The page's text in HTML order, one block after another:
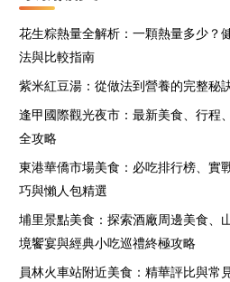
花生粽熱量全解析：一顆熱量多少？
法與比較指南
紫米紅豆湯：從做法到營養的完整秘
逢甲國際觀光夜市：最新美食、行程
全攻略
東港華僑市場美食：必吃排行榜、實
巧與懶人包精選
埔里景點美食：探索酒廠周邊美食、
境饗宴與經典小吃巡禮終極攻略
員林火車站附近美食：精華評比與常